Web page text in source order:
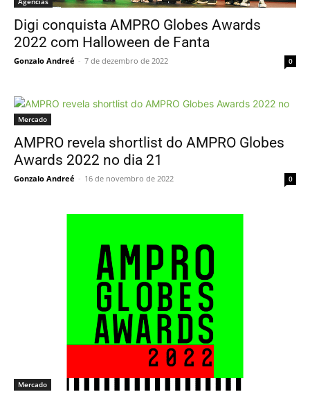
Digi conquista AMPRO Globes Awards
2022 com Halloween de Fanta
Gonzalo Andreé - 7 de dezembro de 2022 0
Mercado
AMPRO revela shortlist do AMPRO Globes
Awards 2022 no dia 21
Gonzalo Andreé - 16 de novembro de 2022 0
Mercado